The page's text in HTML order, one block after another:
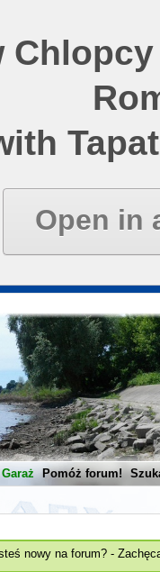
Open in
Pomóż forum!
nowy na forum? -